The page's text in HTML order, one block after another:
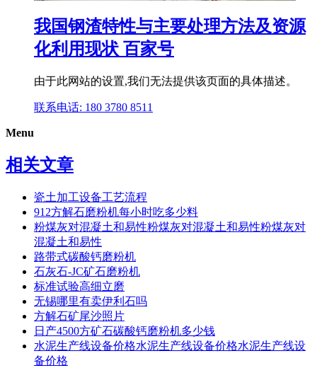
我国钢渣特性与主要处理方法及资源
化利用现状 百家号
由于此网站的设置,我们无法提供该页面的具体描述。
联系电话: 180 3780 8511
Menu
相关文章
瓷土加工设备工艺流程
912方解石磨粉机每小时吃多少料
粉煤灰对混凝土和易性粉煤灰对混凝土和易性粉煤灰对
混凝土和易性
路带式碳酸钙磨粉机
石灰石-JC矿石磨粉机
标准试验高细立磨
无锡哪里有卖伊利石吗
方解石矿尾沙照片
日产4500方矿石碳酸钙磨粉机多少钱
水泥生产线设备价格水泥生产线设备价格水泥生产线设
备价格